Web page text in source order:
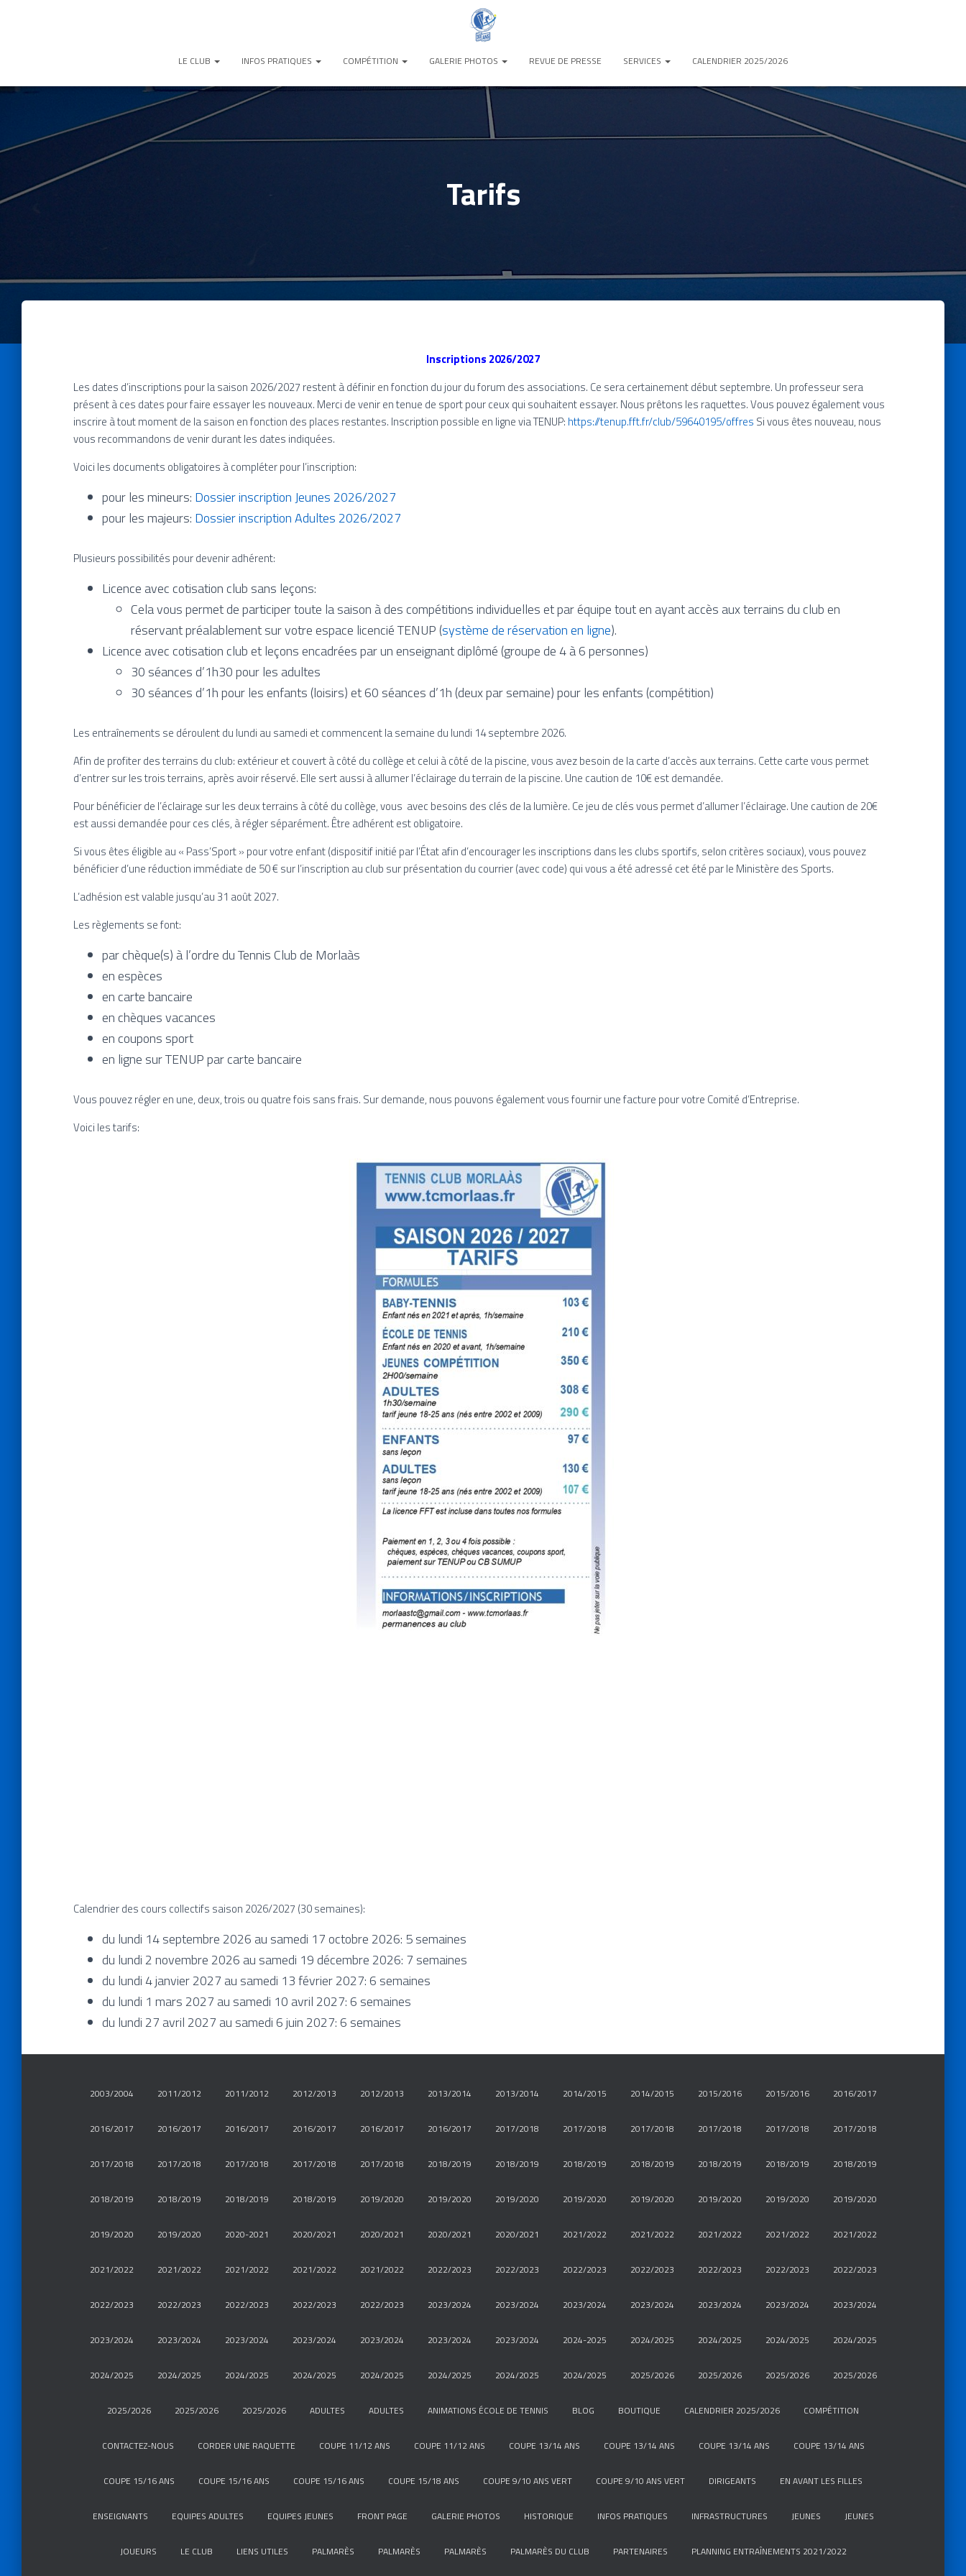
LE CLUB INFOS PRATIQUES COMPÉTITION GALERIE PHOTOS REVUE DE PRESSE SERVICES CALENDRIER 2025/2026
Tarifs
Inscriptions 2026/2027
Les dates d’inscriptions pour la saison 2026/2027 restent à définir en fonction du jour du forum des associations. Ce sera certainement début septembre. Un professeur sera
présent à ces dates pour faire essayer les nouveaux. Merci de venir en tenue de sport pour ceux qui souhaitent essayer. Nous prêtons les raquettes. Vous pouvez également vous
inscrire à tout moment de la saison en fonction des places restantes. Inscription possible en ligne via TENUP: https://tenup.fft.fr/club/59640195/offres Si vous êtes nouveau, nous
vous recommandons de venir durant les dates indiquées.
Voici les documents obligatoires à compléter pour l’inscription:
pour les mineurs: Dossier inscription Jeunes 2026/2027
pour les majeurs: Dossier inscription Adultes 2026/2027
Plusieurs possibilités pour devenir adhérent:
Licence avec cotisation club sans leçons:
Cela vous permet de participer toute la saison à des compétitions individuelles et par équipe tout en ayant accès aux terrains du club en
réservant préalablement sur votre espace licencié TENUP (système de réservation en ligne).
Licence avec cotisation club et leçons encadrées par un enseignant diplômé (groupe de 4 à 6 personnes)
30 séances d’1h30 pour les adultes
30 séances d’1h pour les enfants (loisirs) et 60 séances d’1h (deux par semaine) pour les enfants (compétition)
Les entraînements se déroulent du lundi au samedi et commencent la semaine du lundi 14 septembre 2026.
Afin de profiter des terrains du club: extérieur et couvert à côté du collège et celui à côté de la piscine, vous avez besoin de la carte d’accès aux terrains. Cette carte vous permet
d’entrer sur les trois terrains, après avoir réservé. Elle sert aussi à allumer l’éclairage du terrain de la piscine. Une caution de 10€ est demandée.
Pour bénéficier de l’éclairage sur les deux terrains à côté du collège, vous avec besoins des clés de la lumière. Ce jeu de clés vous permet d’allumer l’éclairage. Une caution de 20€
est aussi demandée pour ces clés, à régler séparément. Être adhérent est obligatoire.
Si vous êtes éligible au « Pass’Sport» pour votre enfant (dispositif initié par l’État afin d’encourager les inscriptions dans les clubs sportifs, selon critères sociaux), vous pouvez
bénéficier d’une réduction immédiate de 50 € sur l’inscription au club sur présentation du courrier (avec code) qui vous a été adressé cet été par le Ministère des Sports.
L’adhésion est valable jusqu’au 31 août 2027.
Les règlements se font:
par chèque(s) à l’ordre du Tennis Club de Morlaàs
en espèces
en carte bancaire
en chèques vacances
en coupons sport
en ligne sur TENUP par carte bancaire
Vous pouvez régler en une, deux, trois ou quatre fois sans frais. Sur demande, nous pouvons également vous fournir une facture pour votre Comité d’Entreprise.
Voici les tarifs:
Calendrier des cours collectifs saison 2026/2027 (30 semaines):
du lundi 14 septembre 2026 au samedi 17 octobre 2026: 5 semaines
du lundi 2 novembre 2026 au samedi 19 décembre 2026: 7 semaines
du lundi 4 janvier 2027 au samedi 13 février 2027: 6 semaines
du lundi 1 mars 2027 au samedi 10 avril 2027: 6 semaines
du lundi 27 avril 2027 au samedi 6 juin 2027: 6 semaines
2003/2004 2011/2012 2011/2012 2012/2013 2012/2013 2013/2014 2013/2014 2014/2015 2014/2015 2015/2016 2015/2016 2016/2017
2016/2017 2016/2017 2016/2017 2016/2017 2016/2017 2016/2017 2017/2018 2017/2018 2017/2018 2017/2018 2017/2018 2017/2018
2017/2018 2017/2018 2017/2018 2017/2018 2017/2018 2018/2019 2018/2019 2018/2019 2018/2019 2018/2019 2018/2019 2018/2019
2018/2019 2018/2019 2018/2019 2018/2019 2019/2020 2019/2020 2019/2020 2019/2020 2019/2020 2019/2020 2019/2020 2019/2020
2019/2020 2019/2020 2020-2021 2020/2021 2020/2021 2020/2021 2020/2021 2021/2022 2021/2022 2021/2022 2021/2022 2021/2022
2021/2022 2021/2022 2021/2022 2021/2022 2021/2022 2022/2023 2022/2023 2022/2023 2022/2023 2022/2023 2022/2023 2022/2023
2022/2023 2022/2023 2022/2023 2022/2023 2022/2023 2023/2024 2023/2024 2023/2024 2023/2024 2023/2024 2023/2024 2023/2024
2023/2024 2023/2024 2023/2024 2023/2024 2023/2024 2023/2024 2023/2024 2024-2025 2024/2025 2024/2025 2024/2025 2024/2025
2024/2025 2024/2025 2024/2025 2024/2025 2024/2025 2024/2025 2024/2025 2024/2025 2025/2026 2025/2026 2025/2026 2025/2026
2025/2026 2025/2026 2025/2026 ADULTES ADULTES ANIMATIONS ÉCOLE DE TENNIS BLOG BOUTIQUE CALENDRIER 2025/2026 COMPÉTITION
CONTACTEZ-NOUS CORDER UNE RAQUETTE COUPE 11/12 ANS COUPE 11/12 ANS COUPE 13/14 ANS COUPE 13/14 ANS COUPE 13/14 ANS COUPE 13/14 ANS
COUPE 15/16 ANS COUPE 15/16 ANS COUPE 15/16 ANS COUPE 15/18 ANS COUPE 9/10 ANS VERT COUPE 9/10 ANS VERT DIRIGEANTS EN AVANT LES FILLES
ENSEIGNANTS EQUIPES ADULTES EQUIPES JEUNES FRONT PAGE GALERIE PHOTOS HISTORIQUE INFOS PRATIQUES INFRASTRUCTURES JEUNES JEUNES
JOUEURS LE CLUB LIENS UTILES PALMARÈS PALMARÈS PALMARÈS PALMARÈS DU CLUB PARTENAIRES PLANNING ENTRAÎNEMENTS 2021/2022